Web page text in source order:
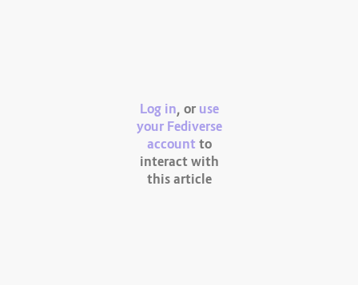
Log in, or use
your Fediverse
account to
interact with
this article